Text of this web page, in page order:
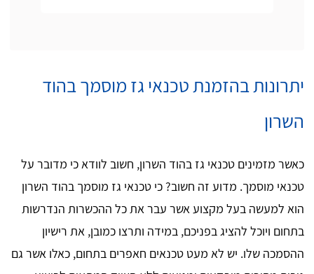
יתרונות בהזמנת טכנאי גז מוסמך בהוד
השרון
כאשר מזמינים טכנאי גז בהוד השרון, חשוב לוודא כי מדובר על
טכנאי מוסמך. מדוע זה חשוב? כי טכנאי גז מוסמך בהוד השרון
הוא למעשה בעל מקצוע אשר עבר את כל ההכשרות הנדרשות
בתחום ויוכל להציג בפניכם, במידה ותרצו כמובן, את רישיון
ההסמכה שלו. יש לא מעט טכנאים חאפרים בתחום, כאלו אשר גם